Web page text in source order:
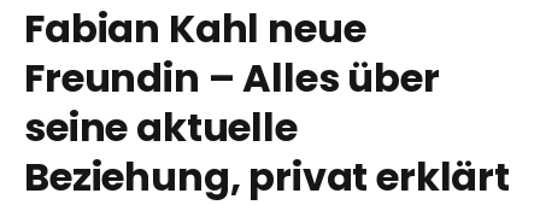
Fabian Kahl neue
Freundin – Alles über
seine aktuelle
Beziehung, privat erklärt